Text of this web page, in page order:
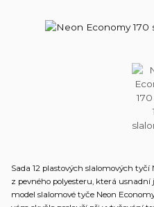
Sada 12 plastových slalomových
z pevného polyesteru, která
model slalomové tyče Neon